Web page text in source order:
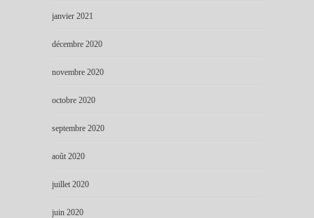
janvier 2021
décembre 2020
novembre 2020
octobre 2020
septembre 2020
août 2020
juillet 2020
juin 2020